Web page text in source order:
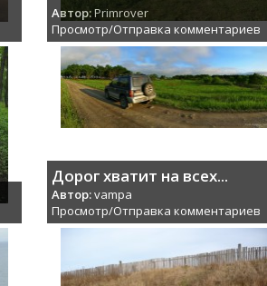
Автор:Primrover
Просмотр/Отправка комментариев
Дорог хватит на всех...
Автор:vampa
Просмотр/Отправка комментариев